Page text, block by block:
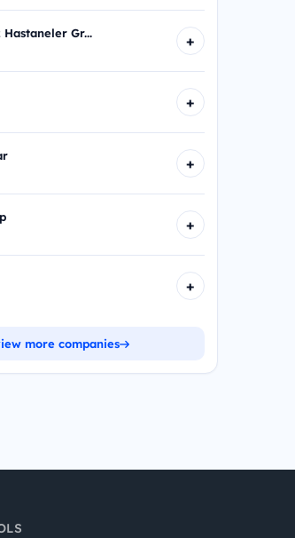
Gr... +
+
+
+
+
more companies